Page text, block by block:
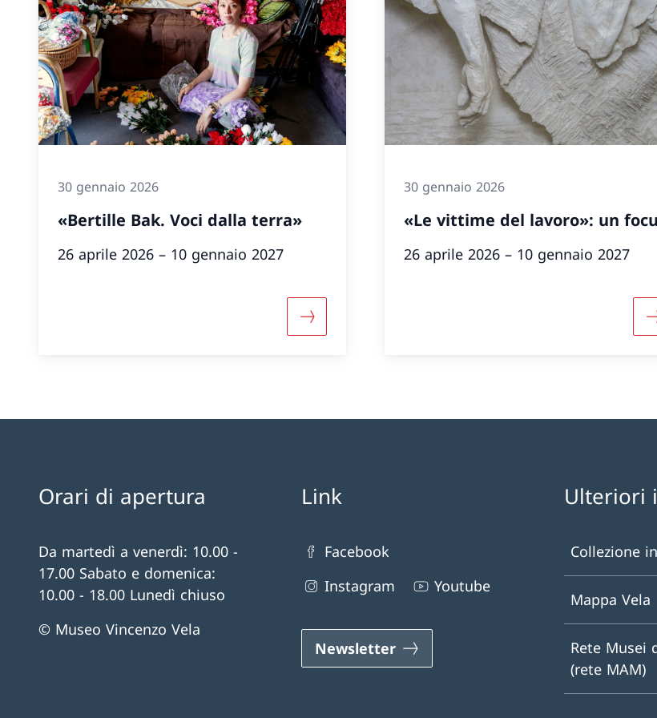
30 gennaio 2026
«Bertille Bak. Voci dalla terra»
26 aprile 2026 – 10 gennaio 2027
Maggiori informazioni su ««Bertille Bak. Voci dalla
30 gennaio 2026
«Le vittime del lavoro»: un
26 aprile 2026 – 10 gennaio 2027
Orari di apertura
Da martedì a venerdì: 10.00 -
17.00 Sabato e domenica:
10.00 - 18.00 Lunedì chiuso
© Museo Vincenzo Vela
Link
Facebook
Instagram
Youtube
Newsletter
Ulteriori
Collezione
Mappa Vela
Rete Musei
(rete MAM)